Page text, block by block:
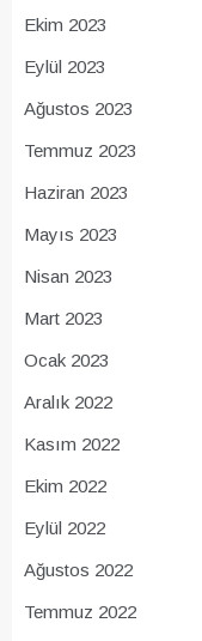
Ekim 2023
Eylül 2023
Ağustos 2023
Temmuz 2023
Haziran 2023
Mayıs 2023
Nisan 2023
Mart 2023
Ocak 2023
Aralık 2022
Kasım 2022
Ekim 2022
Eylül 2022
Ağustos 2022
Temmuz 2022